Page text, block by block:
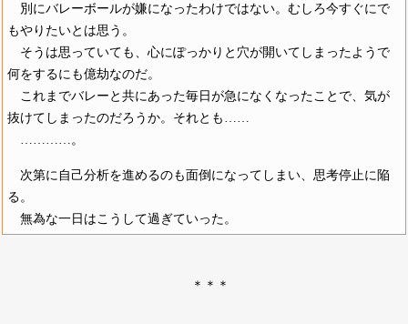
別にバレーボールが嫌になったわけではない。むしろ今すぐにで
もやりたいとは思う。
そうは思っていても、心にぽっかりと穴が開いてしまったようで
何をするにも億劫なのだ。
これまでバレーと共にあった毎日が急になくなったことで、気が
抜けてしまったのだろうか。それとも……
…………。
次第に自己分析を進めるのも面倒になってしまい、思考停止に陥
る。
無為な一日はこうして過ぎていった。
＊＊＊